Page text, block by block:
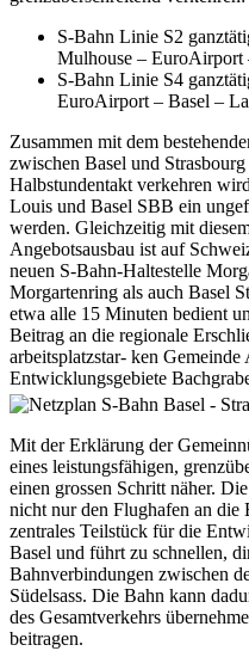
S-Bahn Linie S2
Mulhouse – EuroAirport
S-Bahn Linie S4
EuroAirport – Basel –
Zusammen mit dem
zwischen Basel und
Halbstundentakt verkehren
Louis und Basel SBB ein
werden. Gleichzeitig mit
Angebotsausbau ist auf
neuen S-Bahn-Haltestelle
Morgartenring als auch Basel
etwa alle 15 Minuten bedient
Beitrag an die regionale
arbeitsplatzstar- ken
Entwicklungsgebiete
Mit der Erklärung der
eines leistungsfähigen,
einen grossen Schritt näher.
nicht nur den Flughafen an die
zentrales Teilstück für die
Basel und führt zu schnellen,
Bahnverbindungen zwischen
Südelsass. Die Bahn kann
des Gesamtverkehrs
beitragen.